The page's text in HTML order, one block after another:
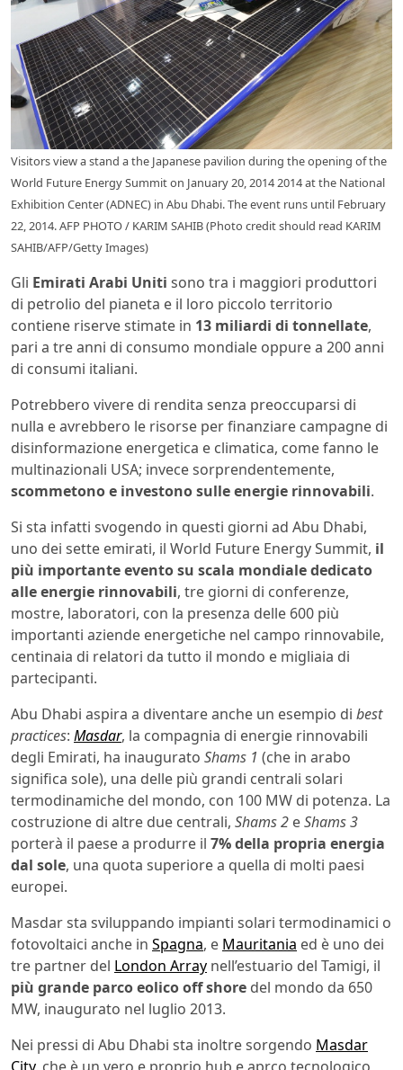
Visitors view a stand a the Japanese pavilion during the opening of the
World Future Energy Summit on January 20, 2014 2014 at the National
Exhibition Center (ADNEC) in Abu Dhabi. The event runs until February
22, 2014. AFP PHOTO / KARIM SAHIB (Photo credit should read KARIM
SAHIB/AFP/Getty Images)
Gli Emirati Arabi Uniti sono tra i maggiori produttori
di petrolio del pianeta e il loro piccolo territorio
contiene riserve stimate in 13 miliardi di tonnellate,
pari a tre anni di consumo mondiale oppure a 200 anni
di consumi italiani.
Potrebbero vivere di rendita senza preoccuparsi di
nulla e avrebbero le risorse per finanziare campagne di
disinformazione energetica e climatica, come fanno le
multinazionali USA; invece sorprendentemente,
scommetono e investono sulle energie rinnovabili.
Si sta infatti svogendo in questi giorni ad Abu Dhabi,
uno dei sette emirati, il World Future Energy Summit, il
più importante evento su scala mondiale dedicato
alle energie rinnovabili, tre giorni di conferenze,
mostre, laboratori, con la presenza delle 600 più
importanti aziende energetiche nel campo rinnovabile,
centinaia di relatori da tutto il mondo e migliaia di
partecipanti.
Abu Dhabi aspira a diventare anche un esempio di best
practices: Masdar, la compagnia di energie rinnovabili
degli Emirati, ha inaugurato Shams 1 (che in arabo
significa sole), una delle più grandi centrali solari
termodinamiche del mondo, con 100 MW di potenza. La
costruzione di altre due centrali, Shams 2 eShams 3
porterà il paese a produrre il 7% della propria energia
dal sole, una quota superiore a quella di molti paesi
europei.
Masdar sta sviluppando impianti solari termodinamici o
fotovoltaici anche in Spagna, e Mauritania ed è uno dei
tre partner del London Array nell’estuario del Tamigi, il
più grande parco eolico off shore del mondo da 650
MW, inaugurato nel luglio 2013.
Nei pressi di Abu Dhabi sta inoltre sorgendo Masdar